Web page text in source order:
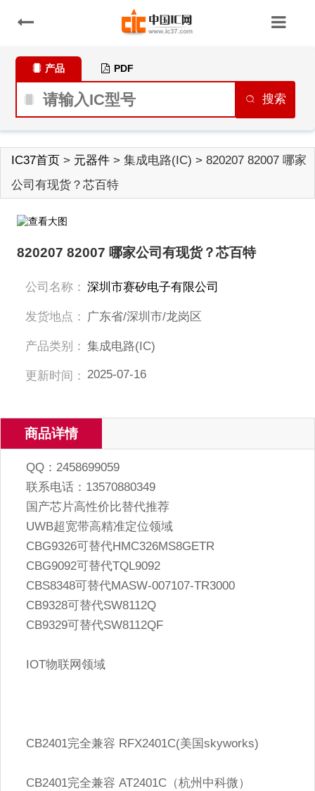
产品 PDF
搜索
IC37首页 > 元器件> 集成电路(IC) > 820207 82007 哪家
公司有现货？芯百特
820207 82007 哪家公司有现货？芯百特
公司名称： 深圳市赛矽电子有限公司
发货地点： 广东省/深圳市/龙岗区
产品类别： 集成电路(IC)
更新时间： 2025-07-16
商品详情
QQ：2458699059
联系电话：13570880349
国产芯片高性价比替代推荐
UWB超宽带高精准定位领域
CBG9326可替代HMC326MS8GETR
CBG9092可替代TQL9092
CBS8348可替代MASW-007107-TR3000
CB9328可替代SW8112Q
CB9329可替代SW8112QF
IOT物联网领域
CB2401完全兼容 RFX2401C(美国skyworks)
CB2401完全兼容 AT2401C（杭州中科微）